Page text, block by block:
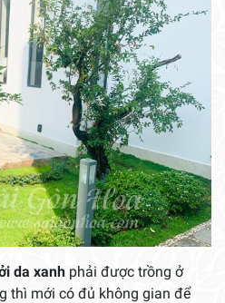
da xanh phải được trồng ở
thì mới có đủ không gian để